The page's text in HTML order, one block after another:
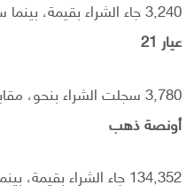
3,240 جاء الشراء بقيمة، بينما سجل للبيع 3,219 جنيهاَ مصري
عيار 21
3,780 سجلت الشراء بنحو، مقابل البيع 3,755 جنيهاَ مصري
أونصة ذهب